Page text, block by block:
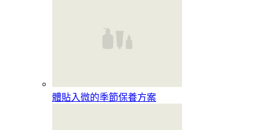
體貼入微的季節保養方案